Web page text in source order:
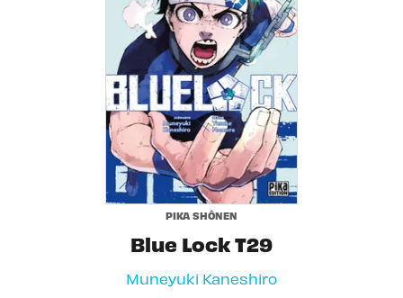
PIKA SHÔNEN
Blue Lock T29
Muneyuki Kaneshiro